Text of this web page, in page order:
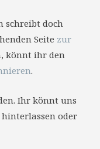
schreibt doch
Seite zur
könnt ihr den
.
Ihr könnt uns
hinterlassen oder